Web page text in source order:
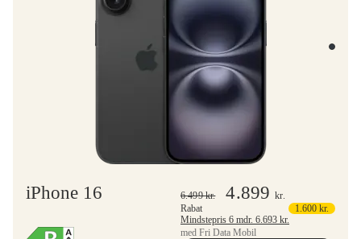
iPhone 16 6.499kr. 4.899kr.
Rabat
1.600 kr.
Mindstepris 6 mdr. 6.693 kr.
med Fri Data Mobil